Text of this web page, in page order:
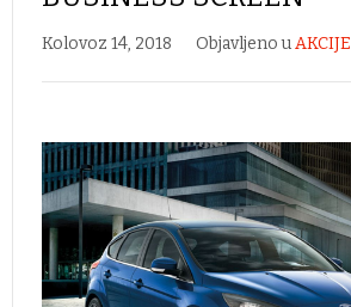
Kolovoz 14, 2018 Objavljeno uAKCIJE